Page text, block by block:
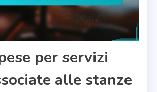
per servizi
alle stanze